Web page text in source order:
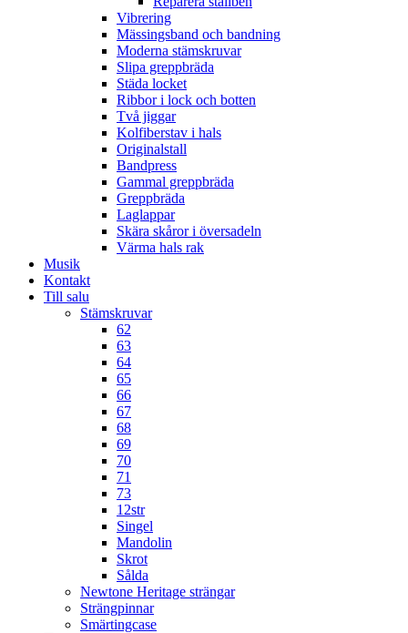
Vibrering
Mässingsband och bandning
Moderna stämskruvar
Slipa greppbräda
Städa locket
Ribbor i lock och botten
Två jiggar
Kolfiberstav i hals
Originalstall
Bandpress
Gammal greppbräda
Greppbräda
Laglappar
Skära skåror i översadeln
Värma hals rak
Musik
Kontakt
Till salu
Stämskruvar
62
63
64
65
66
67
68
69
70
71
73
12str
Singel
Mandolin
Skrot
Sålda
Newtone Heritage strängar
Strängpinnar
Smärtingcase